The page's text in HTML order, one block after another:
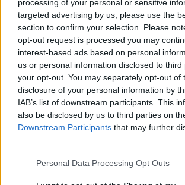
processing of your personal or sensitive
targeted advertising by us, please use the
section to confirm your selection. Please
opt-out request is processed you may
interest-based ads based on personal
us or personal information disclosed to
your opt-out. You may separately opt-out of
disclosure of your personal information by
IAB’s list of downstream participants. This
also be disclosed by us to third parties on
Downstream Participants that may further
Personal Data Processing Opt Outs
Daugiau
Filmo „Vertikalūs pinigai“ kadras.
– Ar galėtumėte iliustruoti,